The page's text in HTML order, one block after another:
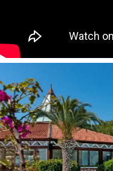
Seifas
Arbatos/kavos
Televizorius
Balkonas arba terasa
Viešbučio teritorijoje:
Restoranas
3 a la carte
6 barai
Atviras baseinas